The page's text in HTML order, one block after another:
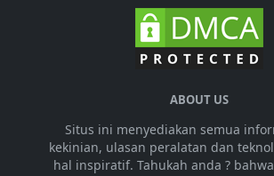
ABOUT US
Situs ini menyediakan semua
kekinian, ulasan peralatan dan
hal inspiratif. Tahukah anda ?